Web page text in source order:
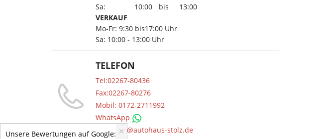
Sa:
10:00 bis
13:00
VERKAUF
Mo-Fr: 9:30 bis17:00 Uhr
Sa: 10:00 - 13:00 Uhr
TELEFON
Tel:02267-80436
Fax:02267-80276
Mobil: 0172-2711992
WhatsApp
Mail: info@autohaus-stolz.de
×
Unsere Bewertungen auf Google: